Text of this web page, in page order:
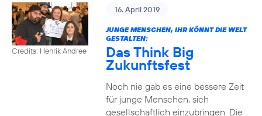
Credits: Henrik Andree
16. April 2019
JUNGE MENSCHEN, IHR KÖNNT DIE WELT
GESTALTEN:
Das Think Big
Zukunftsfest
Noch nie gab es eine bessere Zeit
für junge Menschen, sich
gesellschaftlich einzubringen. Die